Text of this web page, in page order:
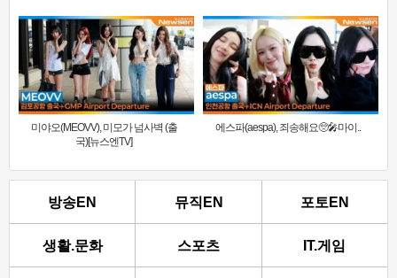
미야오(MEOVV), 미모가 넘사벽 (출
국)[뉴스엔TV]
에스파(aespa), 죄송해요🥺🎤마이..
방송EN 뮤직EN 포토EN
생활.문화 스포츠 IT.게임